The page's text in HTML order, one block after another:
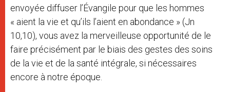
envoyée diffuser l’Évangile pour que les hommes
« aient la vie et qu’ils l’aient en abondance » (Jn
10,10), vous avez la merveilleuse opportunité de le
faire précisément par le biais des gestes des soins
de la vie et de la santé intégrale, si nécessaires
encore à notre époque.